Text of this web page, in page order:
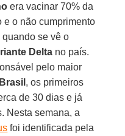
era vacinar 70% da
e o não cumprimento
se vê o
Delta no país.
pelo maior
Brasil , os primeiros
de 30 dias e já
Nesta semana, a
foi identificada pela